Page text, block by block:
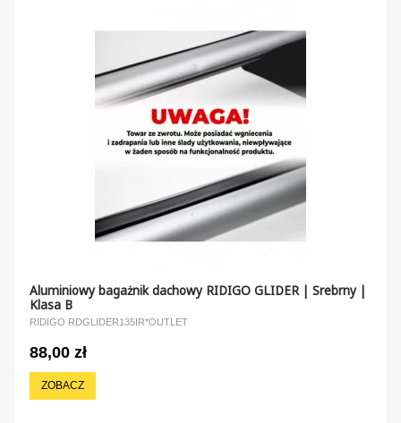
Aluminiowy bagażnik dachowy RIDIGO GLIDER | Srebrny |
Klasa B
RIDIGO RDGLIDER135IR*OUTLET
88,00 zł
ZOBACZ